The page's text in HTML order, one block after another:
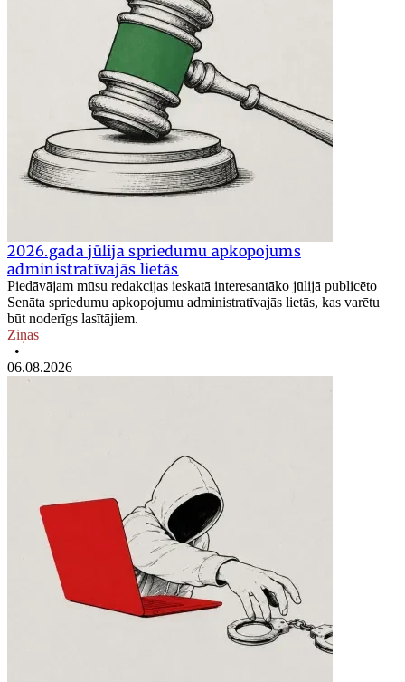
2026.gada jūlija spriedumu apkopojums
administratīvajās lietās
Piedāvājam mūsu redakcijas ieskatā interesantāko jūlijā publicēto
Senāta spriedumu apkopojumu administratīvajās lietās, kas varētu
būt noderīgs lasītājiem.
Ziņas
•
06.08.2026